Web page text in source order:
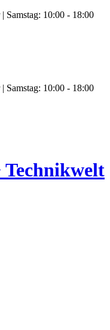
Samstag: 10:00 - 18:00
Samstag: 10:00 - 18:00